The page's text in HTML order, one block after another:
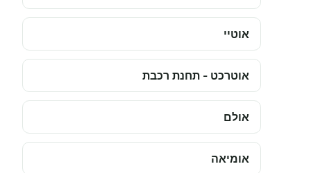
אוטיי
אוטרכט - תחנת רכבת
אולם
אומיאה